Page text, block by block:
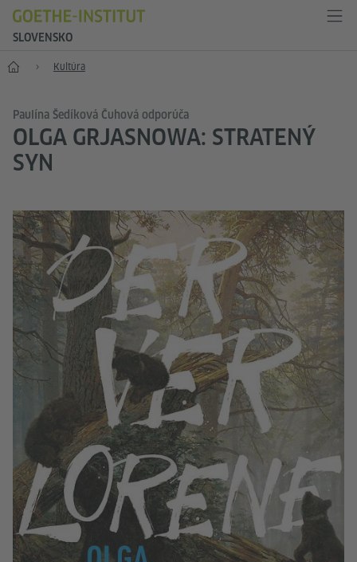
SLOVENSKO
Štart Kultúra
Paulína Šedíková Čuhová odporúča
OLGA GRJASNOWA: STRATENÝ
SYN